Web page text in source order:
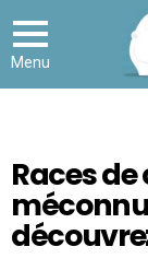
Menu
Races